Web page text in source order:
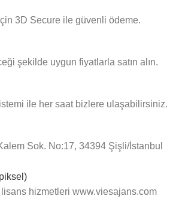
3D Secure ile güvenli ödeme.
şekilde uygun fiyatlarla satın alın.
ile her saat bizlere ulaşabilirsiniz.
Sok. No:17, 34394 Şişli/İstanbul
lisans hizmetleri www.viesajans.com